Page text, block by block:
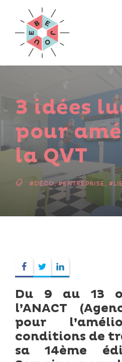
3 idées
pour
la QVT
#DÉCO, #ENTREPRISE,
Du 9 au 13
l’ANACT
pour
conditions de
sa 14ème